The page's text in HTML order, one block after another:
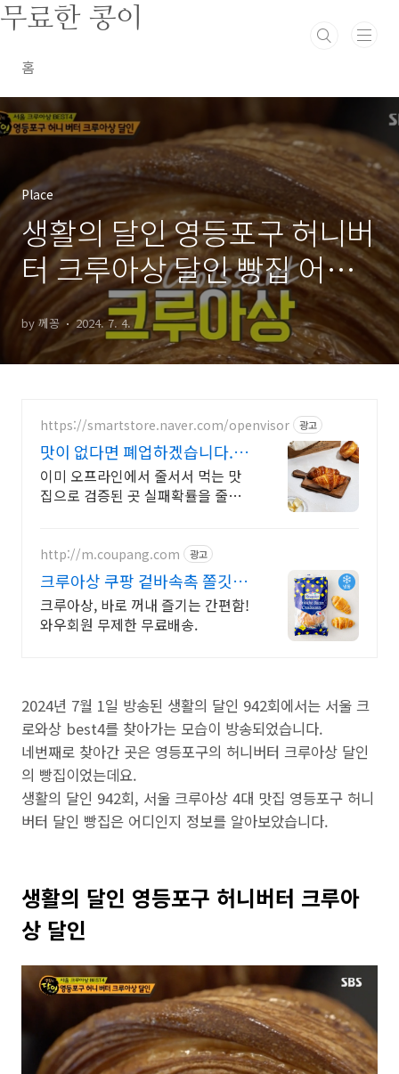
본문 바로가기
무료한 콩이
홈
Place
생활의 달인 영등포구 허니버
터 크루아상 달인 빵집 어디
942회
by 께꽁 2024. 7. 4.
https://smartstore.naver.com/openvisor 광고
맛이 없다면 폐업하겠습니다. 줄
서서 먹는 곳에 납품하는곳
이미 오프라인에서 줄서서 먹는 맛
집으로 검증된 곳 실패확률을 줄이
다.
http://m.coupang.com 광고
크루아상 쿠팡 겉바속촉 쫄깃한
식감
크루아상, 바로 꺼내 즐기는 간편함!
와우회원 무제한 무료배송.
2024년 7월 1일 방송된 생활의 달인 942회에서는 서울 크
로와상 best4를 찾아가는 모습이 방송되었습니다.
네번째로 찾아간 곳은 영등포구의 허니버터 크루아상 달인
의 빵집이었는데요.
생활의 달인 942회, 서울 크루아상 4대 맛집 영등포구 허니
버터 달인 빵집은 어디인지 정보를 알아보았습니다.
생활의 달인 영등포구 허니버터 크루아
상 달인